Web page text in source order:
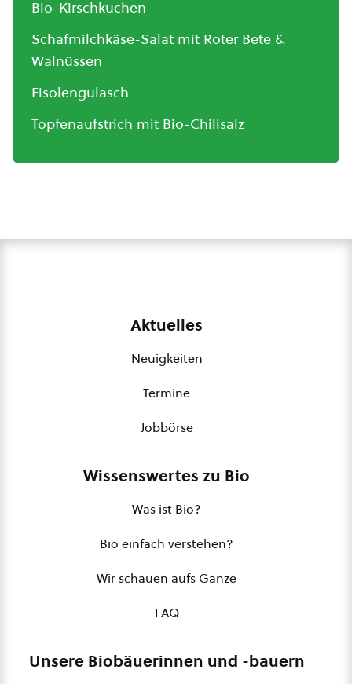
Bio-Kirschkuchen
Schafmilchkäse-Salat mit Roter Bete &
Walnüssen
Fisolengulasch
Topfenaufstrich mit Bio-Chilisalz
Aktuelles
Neuigkeiten
Termine
Jobbörse
Wissenswertes zu Bio
Was ist Bio?
Bio einfach verstehen?
Wir schauen aufs Ganze
FAQ
Unsere Biobäuerinnen und -bauern